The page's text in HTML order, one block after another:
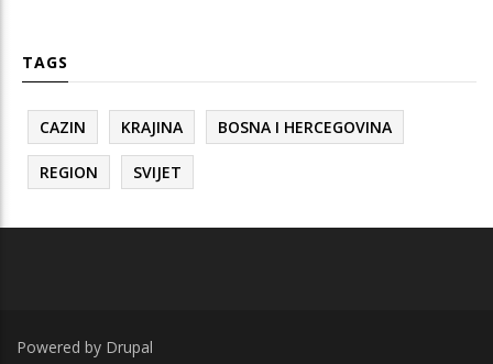
TAGS
CAZIN KRAJINA BOSNA I HERCEGOVINA
REGION SVIJET
Powered by Drupal